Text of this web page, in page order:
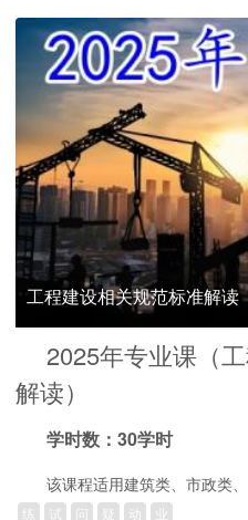
工程建设相关规范标准解读
2025年专业课（
解读）
学时数：30学时
该课程适用建筑类、市政类
练 试 问 疑 动 业